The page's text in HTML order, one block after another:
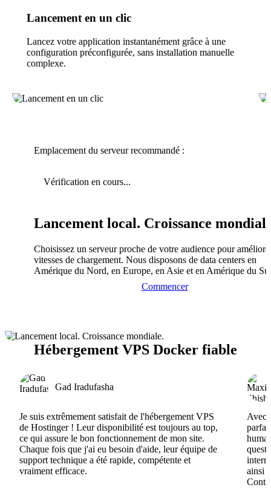
Lancement en un clic
Lancez votre application instantanément grâce à une
configuration préconfigurée, sans installation manuelle
complexe.
Emplacement du serveur recommandé :
Vérification en cours...
Lancement local. Croissance
Choisissez un serveur proche de votre audience pour
vitesses de chargement. Nous disposons de data centers en
Amérique du Nord, en Europe, en Asie et en Amérique du
Commencer
Hébergement VPS Docker fiable
Gad Iradufasha
Je suis extrêmement satisfait de l'hébergement VPS
de Hostinger ! Leur disponibilité est toujours au top,
ce qui assure le bon fonctionnement de mon site.
Chaque fois que j'ai eu besoin d'aide, leur équipe de
support technique a été rapide, compétente et
vraiment efficace.
Avec
ainsi